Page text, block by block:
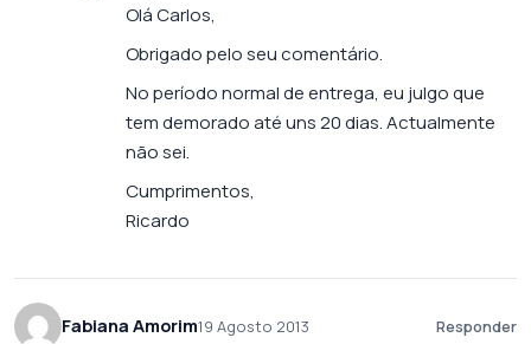
Olá Carlos,
Obrigado pelo seu comentário.
No período normal de entrega, eu julgo que
tem demorado até uns 20 dias. Actualmente
não sei.
Cumprimentos,
Ricardo
Fabiana Amorim19 Agosto 2013 Responder